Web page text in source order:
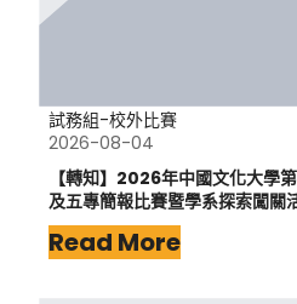
試務組-校外比賽
2026-08-04
【轉知】2026年中國文化大學
及五專簡報比賽暨學系探索闖關
Read More